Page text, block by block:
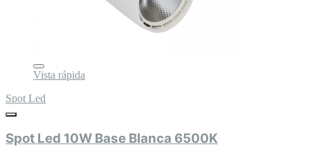
Vista rápida
Spot Led
Spot Led 10W Base Blanca 6500K